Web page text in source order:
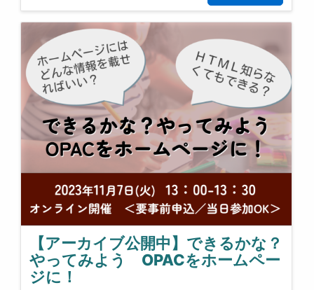
【アーカイブ公開中】できるかな？
やってみよう OPACをホームペー
ジに！